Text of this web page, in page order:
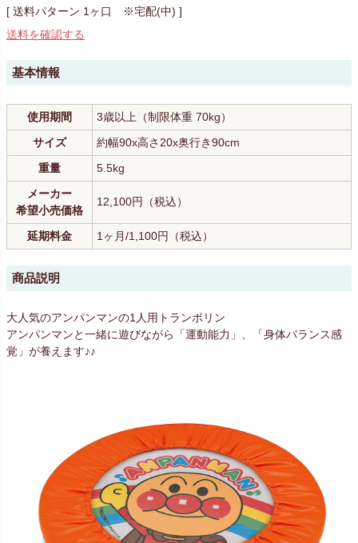
送料パターン 1ヶ口 ※宅配(中)
送料を確認する
基本情報
使用期間
3歳以上（制限体重 70kg）
サイズ
約幅90x高さ20x奥行き90cm
重量
5.5kg
メーカー
希望小売価格
12,100円（税込）
延期料金 1ヶ月/1,100円（税込）
商品説明
大人気のアンパンマンの1人用トランポリン
アンパンマンと一緒に遊びながら「運動能力」、「身体バランス感
覚」が養えます♪♪